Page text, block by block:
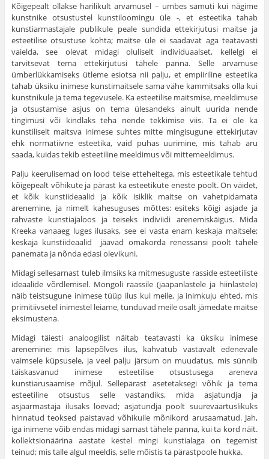
Kõigepealt ollakse harilikult arvamusel – umbes samuti kui nägime
kunstnike otsustustel kunstiloomingu üle -, et esteetika tahab
kunstiarmastajale publikule peale sundida ettekirjutusi maitse ja
esteetilise otsustuse kohta; maitse üle ei saadavat aga teatavasti
vaielda, see olevat midagi oluliselt individuaalset, kellelgi ei
tarvitsevat tema ettekirjutusi tähele panna. Selle arvamuse
ümberlükkamiseks ütleme esiotsa nii palju, et empiiriline esteetika
tahab üksiku inimese kunstimaitsele sama vähe kammitsaks olla kui
kunstnikule ja tema tegevusele. Ka esteetilise maitsmise, meeldimuse
ja otsustamise asjus on tema ülesandeks ainult uurida nende
tingimusi või kindlaks teha nende tekkimise viis. Ta ei ole ka
kunstiliselt maitsva inimese suhtes mitte mingisugune ettekirjutav
ehk normatiivne esteetika, vaid puhas uurimine, mis tahab aru
saada, kuidas tekib esteeti­line meeldimus või mittemeeldimus.
Palju keerulisemad on lood teise etteheitega, mis esteetikale tehtud
kõigepealt võhikute ja pärast ka esteetikute eneste poolt. On väidet,
et kõik kunstiideaalid ja kõik isiklik maitse on vahetpidamata
arenemine, ja nimelt kahesuguses mõttes: esiteks kõigi asjade ja
rahvaste kunstiajaloos ja teiseks indiviidi arenemiskäigus. Mida
Kreeka vanaaeg luges ilusaks, see ei vasta enam keskaja maitsele;
keskaja kunstiideaalid jäävad omakorda renessansi poolt tähele
panemata ja nõnda edasi olevikuni.
Midagi sellesarnast tuleb ilmsiks ka mitmesuguste rasside esteetiliste
ideaalide võrdlemisel. Mongoli raassile (jaapanlastele ja hiinlastele)
näib teistsugune inimese tüüp ilus kui meile, ja inimkuju ehted, mis
primitiivsetel inimestel leiame, tunduvad meile osalt jämedate maitse
eksimustena.
Midagi täiesti analoogilist näitab teatavasti ka üksiku inimese
arenemine: mis lapsepõlves ilus, kahvatub vasta­valt edenevale
vaimsele küpsusele, ja veel palju järsum on muudatus, mis sünnib
täiskasvanud inimese esteetilise otsustusega areneva
kunstiarusaamise mõjul. Sellepärast asetetaksegi võhik ja tema
esteetiline otsustus selle vastan­diks, mida asjatundja ja
asjaarmastaja ilusaks loevad; asja­tundja poolt suureväärtuslikuks
hinnatud teoksed paistavad võhikuile mõnikord arusaamatud. Jah,
iga inimene võib endas midagi sarnast tähele panna, kui ta kord näit.
kollektsio­näärina aastate kestel mingi kunstialaga on tegemist
teinud; mis talle algul meeldis, selle mõistis ta pärastpoole hukka.